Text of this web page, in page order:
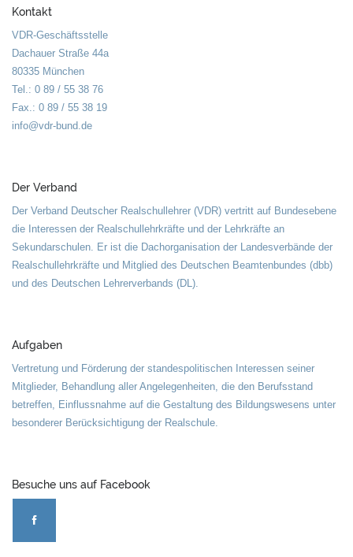
Kontakt
VDR-Geschäftsstelle
Dachauer Straße 44a
80335 München
Tel.: 0 89 / 55 38 76
Fax.: 0 89 / 55 38 19
info@vdr-bund.de
Der Verband
Der Verband Deutscher Realschullehrer (VDR) vertritt auf Bundesebene
die Interessen der Realschullehrkräfte und der Lehrkräfte an
Sekundarschulen. Er ist die Dachorganisation der Landesverbände der
Realschullehrkräfte und Mitglied des Deutschen Beamtenbundes (dbb)
und des Deutschen Lehrerverbands (DL).
Aufgaben
Vertretung und Förderung der standespolitischen Interessen seiner
Mitglieder, Behandlung aller Angelegenheiten, die den Berufsstand
betreffen, Einflussnahme auf die Gestaltung des Bildungswesens unter
besonderer Berücksichtigung der Realschule.
Besuche uns auf Facebook